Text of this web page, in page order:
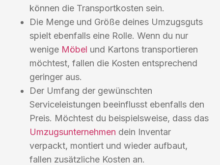
können die Transportkosten sein.
Die Menge und Größe deines Umzugsguts
spielt ebenfalls eine Rolle. Wenn du nur
wenige Möbel und Kartons transportieren
möchtest, fallen die Kosten entsprechend
geringer aus.
Der Umfang der gewünschten
Serviceleistungen beeinflusst ebenfalls den
Preis. Möchtest du beispielsweise, dass das
Umzugsunternehmen dein Inventar
verpackt, montiert und wieder aufbaut,
fallen zusätzliche Kosten an.